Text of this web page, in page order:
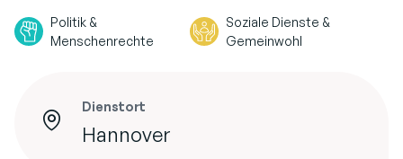
Politik &
Menschenrechte
Soziale Dienste &
Gemeinwohl
Dienstort
Hannover